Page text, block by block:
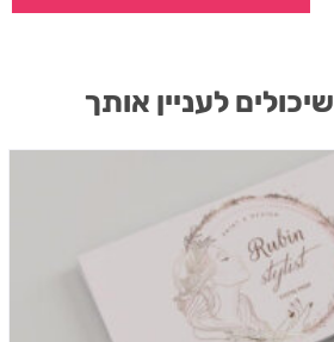
שיכולים לעניין אותך